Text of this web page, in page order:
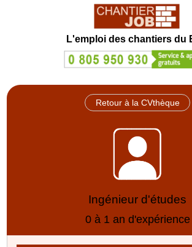
L'emploi des chantiers du
Retour à la CVthèque
Ingénieur d'études
0 à 1 an d'expérience